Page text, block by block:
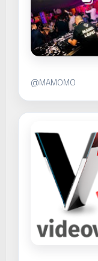
@MAMOMO